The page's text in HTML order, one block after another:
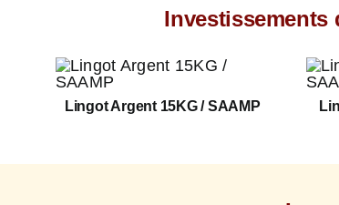
Lingot Argent 15KG / SAAMP